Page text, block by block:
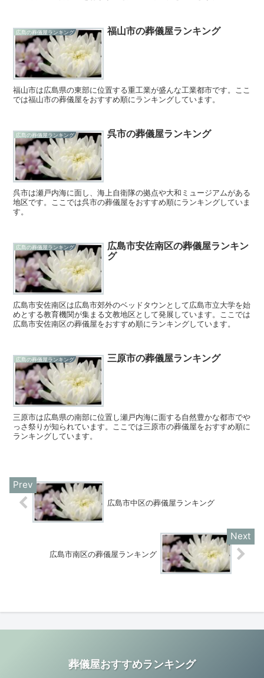
広島の葬儀屋ランキング 福山市の葬儀屋ランキング
福山市は広島県の東部に位置する重工業が盛んな工業都市です。ここ
では福山市の葬儀屋をおすすめ順にランキングしています。
広島の葬儀屋ランキング 呉市の葬儀屋ランキング
呉市は瀬戸内海に面し、海上自衛隊の拠点や大和ミュージアムがある
地区です。ここでは呉市の葬儀屋をおすすめ順にランキングしていま
す。
広島の葬儀屋ランキング
広島市安佐南区の葬儀屋ランキン
グ
広島市安佐南区は広島市郊外のベッドタウンとして広島市立大学を始
めとする教育機関が集まる文教地区として発展しています。ここでは
広島市安佐南区の葬儀屋をおすすめ順にランキングしています。
広島の葬儀屋ランキング 三原市の葬儀屋ランキング
三原市は広島県の南部に位置し瀬戸内海に面する自然豊かな都市でや
っさ祭りが知られています。ここでは三原市の葬儀屋をおすすめ順に
ランキングしています。
広島市中区の葬儀屋ランキング
広島市南区の葬儀屋ランキング
葬儀屋おすすめランキング